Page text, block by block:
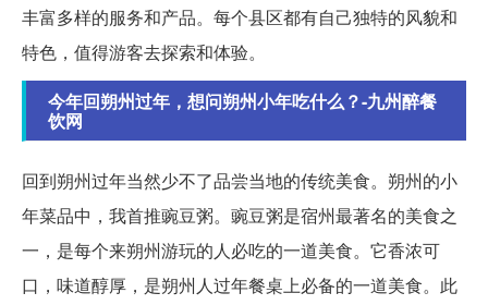
丰富多样的服务和产品。每个县区都有自己独特的风貌和
特色，值得游客去探索和体验。
今年回朔州过年，想问朔州小年吃什么？-九州醉餐
饮网
回到朔州过年当然少不了品尝当地的传统美食。朔州的小
年菜品中，我首推豌豆粥。豌豆粥是宿州最著名的美食之
一，是每个来朔州游玩的人必吃的一道美食。它香浓可
口，味道醇厚，是朔州人过年餐桌上必备的一道美食。此